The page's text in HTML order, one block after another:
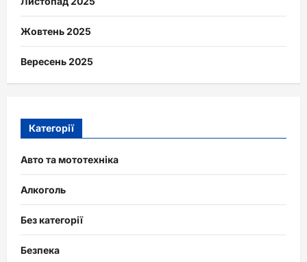
Жовтень 2025
Вересень 2025
Категорії
Авто та мототехніка
Алкоголь
Без категорії
Безпека